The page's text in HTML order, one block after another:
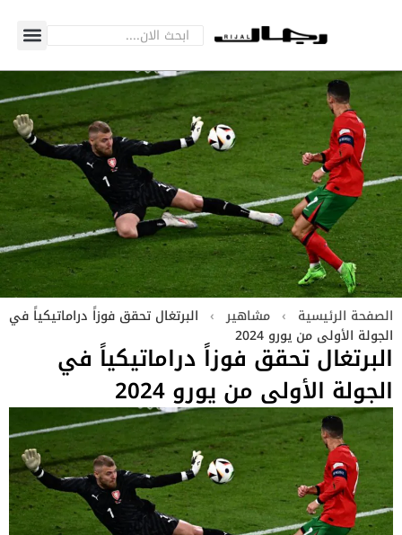
الصفحة الرئيسية › مشاهير › البرتغال تحقق فوزاً دراماتيكياً في
الجولة الأولى من يورو 2024
البرتغال تحقق فوزاً دراماتيكياً في
الجولة الأولى من يورو 2024